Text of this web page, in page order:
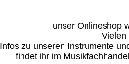
unser Onlineshop
Vielen
Infos zu unseren Instrumente
findet ihr im